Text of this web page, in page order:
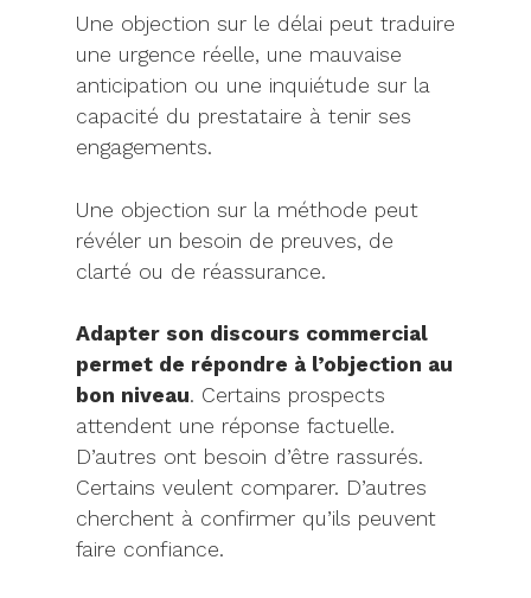
Une objection sur le délai peut traduire
une urgence réelle, une mauvaise
anticipation ou une inquiétude sur la
capacité du prestataire à tenir ses
engagements.
Une objection sur la méthode peut
révéler un besoin de preuves, de
clarté ou de réassurance.
Adapter son discours commercial
permet de répondre à l’objection au
bon niveau. Certains prospects
attendent une réponse factuelle.
D’autres ont besoin d’être rassurés.
Certains veulent comparer. D’autres
cherchent à confirmer qu’ils peuvent
faire confiance.